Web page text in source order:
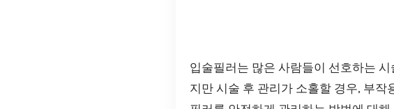
입술필러는 많은 사람들이 선호하는
지만 시술 후 관리가 소홀할 경우, 부